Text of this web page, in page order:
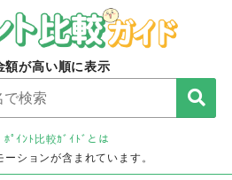
額が高い順に表示
ﾎﾟｲﾝﾄ比較ｶﾞｲﾄﾞとは
ションが含まれています。